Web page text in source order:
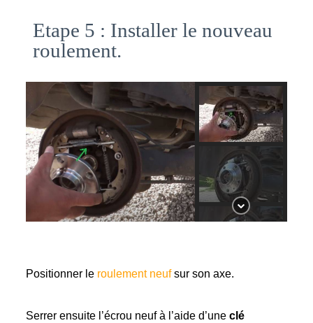
Etape 5 : Installer le nouveau
roulement.
Positionner le roulement neuf sur son axe.
Serrer ensuite l’écrou neuf à l’aide d’une
clé